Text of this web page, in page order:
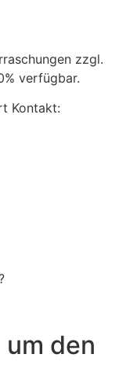
zzgl.
verfügbar.
Kontakt:
den